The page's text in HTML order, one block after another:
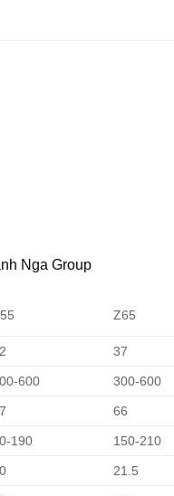
Nga Group
Z65
37
600 300-600
66
190 150-210
21.5